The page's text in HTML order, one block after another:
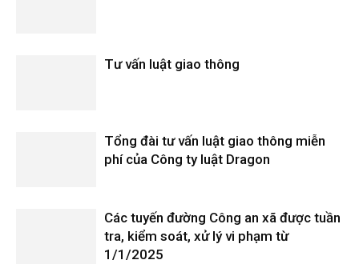
Tư vấn luật giao thông
Tổng đài tư vấn luật giao thông miễn
phí của Công ty luật Dragon
Các tuyến đường Công an xã được tuần
tra, kiểm soát, xử lý vi phạm từ
1/1/2025